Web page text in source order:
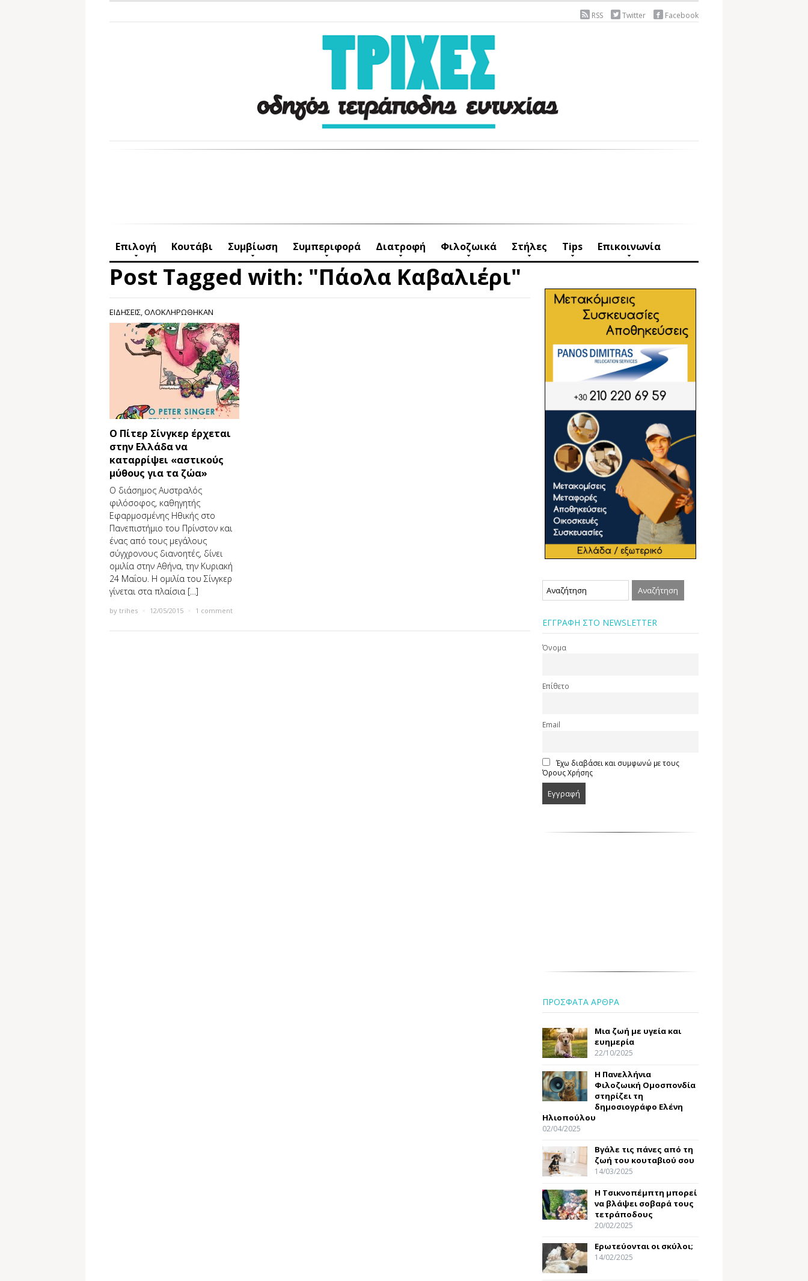
RSS Twitter Facebook
Επιλογή Κουτάβι Συμβίωση Συμπεριφορά Διατροφή Φιλοζωικά Στήλες Tips Επικοινωνία
Post Tagged with: "Πάολα Καβαλιέρι"
ΕΙΔΗΣΕΙΣ,ΟΛΟΚΛΗΡΩΘΗΚΑΝ
Ο Πίτερ Σίνγκερ έρχεται
στην Ελλάδα να
καταρρίψει «αστικούς
μύθους για τα ζώα»
Ο διάσημος Αυστραλός
φιλόσοφος, καθηγητής
Εφαρμοσμένης Ηθικής στο
Πανεπιστήμιο του Πρίνστον και
ένας από τους μεγάλους
σύγχρονους διανοητές, δίνει
ομιλία στην Αθήνα, την Κυριακή
24 Μαΐου. Η ομιλία του Σίνγκερ
γίνεται στα πλαίσια […]
by trihes 12/05/2015 1 comment
ΕΓΓΡΑΦΗ ΣΤΟ NEWSLETTER
Όνομα
Επίθετο
Email
Έχω διαβάσει και συμφωνώ με τους
Όρους Χρήσης
ΠΡΟΣΦΑΤΑ ΑΡΘΡΑ
Μια ζωή με υγεία και
ευημερία
22/10/2025
Η Πανελλήνια
Φιλοζωική Ομοσπονδία
στηρίζει τη
δημοσιογράφο Ελένη
Ηλιοπούλου
02/04/2025
Βγάλε τις πάνες από τη
ζωή του κουταβιού σου
14/03/2025
Η Τσικνοπέμπτη μπορεί
να βλάψει σοβαρά τους
τετράποδους
20/02/2025
Ερωτεύονται οι σκύλοι;
14/02/2025